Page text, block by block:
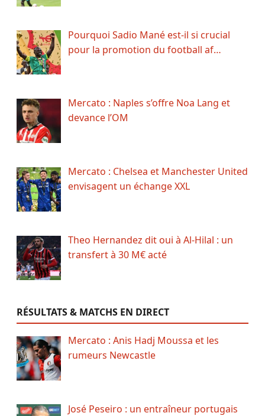
Pourquoi Sadio Mané est-il si crucial
pour la promotion du football af…
Mercato : Naples s’offre Noa Lang et
devance l’OM
Mercato : Chelsea et Manchester United
envisagent un échange XXL
Theo Hernandez dit oui à Al-Hilal : un
transfert à 30 M€ acté
RÉSULTATS & MATCHS EN DIRECT
Mercato : Anis Hadj Moussa et les
rumeurs Newcastle
José Peseiro : un entraîneur portugais